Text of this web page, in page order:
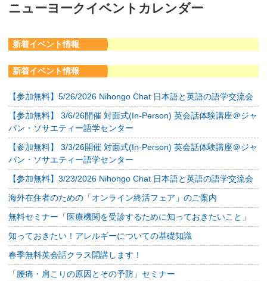
ニューヨークイベントカレンダー
新着イベント情報
新着イベント情報
【参加無料】5/26/2026 Nihongo Chat 日本語と英語の語学交流会
【参加無料】 3/6/26開催 対面式(In-Person) 英会話体験講座＠ジャ
パン・ソサエティー語学センター
【参加無料】 3/3/26開催 対面式(In-Person) 英会話体験講座＠ジャ
パン・ソサエティー語学センター
【参加無料】3/23/2026 Nihongo Chat 日本語と英語の語学交流会
海外在住者のための「オンライン終活フェア」のご案内
無料セミナー「医療機関を受診するために知っておきたいこと」
知っておきたい！アレルギーについての基礎知識
春季無料英会話クラス開講します！
「腰痛・肩こりの原因とその予防」セミナー